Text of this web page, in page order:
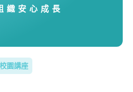
織安心成長
校園講座